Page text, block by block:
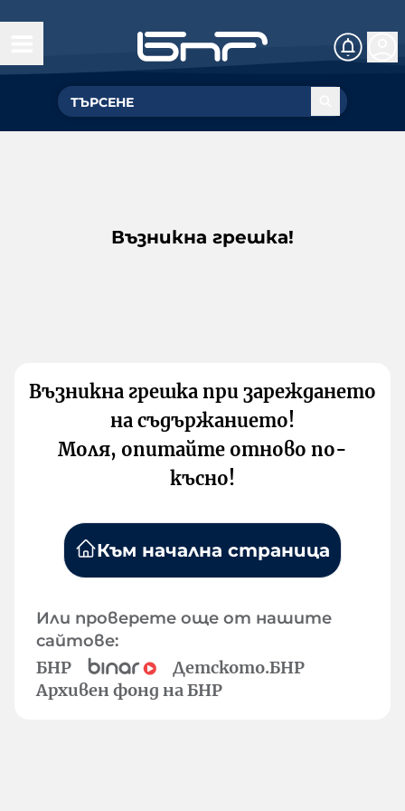
Възникна грешка!
Възникна грешка при зареждането
на съдържанието!
Моля, опитайте отново по-
късно!
Към начална страница
Или проверете още от нашите
сайтове:
БНР
Детското.БНР
Архивен фонд на БНР